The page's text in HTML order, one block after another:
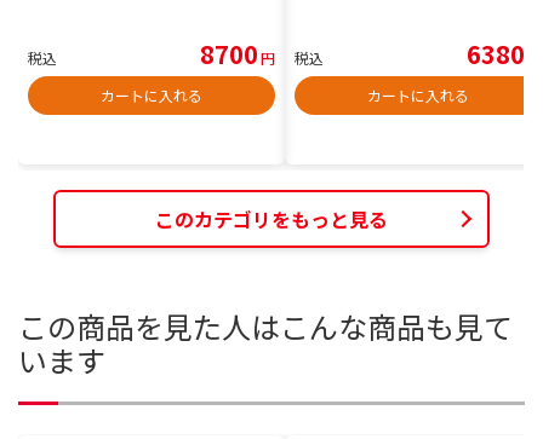
税込 8700円
カートに入れる
税込 6380
カートに入れる
このカテゴリをもっと見る
この商品を見た人はこんな商品も見て
います